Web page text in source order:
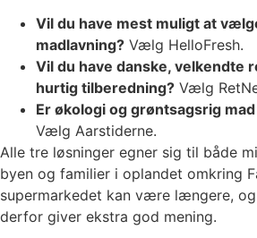
Vil du have mest muligt at
madlavning? Vælg HelloFresh.
Vil du have danske, velkendte
hurtig tilberedning? Vælg
Er økologi og grøntsagsrig
Vælg Aarstiderne.
Alle tre løsninger egner sig til både
byen og familier i oplandet omkring
supermarkedet kan være længere,
derfor giver ekstra god mening.